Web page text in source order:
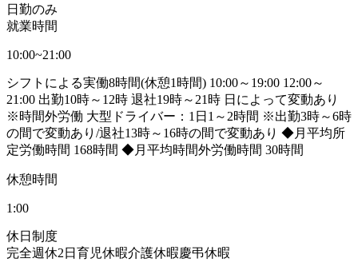
日勤のみ
就業時間
10:00~21:00
シフトによる実働8時間(休憩1時間) 10:00～19:00 12:00～
21:00 出勤10時～12時 退社19時～21時 日によって変動あり
※時間外労働 大型ドライバー：1日1～2時間 ※出勤3時～6時
の間で変動あり/退社13時～16時の間で変動あり ◆月平均所
定労働時間 168時間 ◆月平均時間外労働時間 30時間
休憩時間
1:00
休日制度
完全週休2日 育児休暇介護休暇慶弔休暇